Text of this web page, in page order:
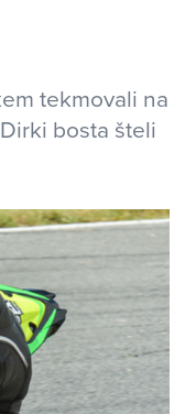
tekmovali na
bosta šteli